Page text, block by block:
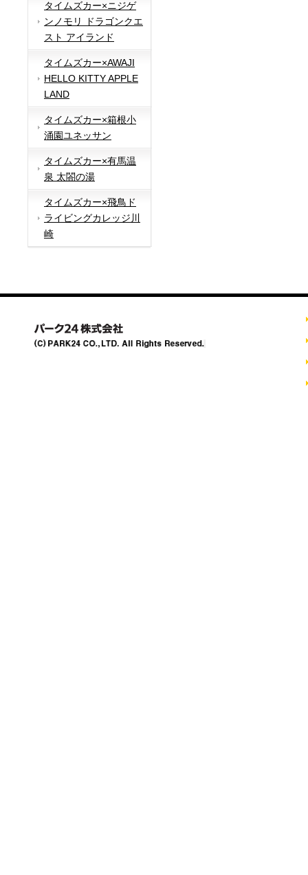
タイムズカー×ニジゲ
ンノモリ ドラゴンクエ
スト アイランド
タイムズカー×AWAJI
HELLO KITTY APPLE
LAND
タイムズカー×箱根小
涌園ユネッサン
タイムズカー×有馬温
泉 太閤の湯
タイムズカー×飛鳥ド
ライビングカレッジ川
崎